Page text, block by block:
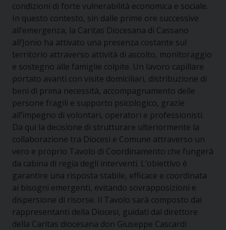
condizioni di forte vulnerabilità economica e sociale.
In questo contesto, sin dalle prime ore successive
all’emergenza, la Caritas Diocesana di Cassano
all’Jonio ha attivato una presenza costante sul
territorio attraverso attività di ascolto, monitoraggio
e sostegno alle famiglie colpite. Un lavoro capillare
portato avanti con visite domiciliari, distribuzione di
beni di prima necessità, accompagnamento delle
persone fragili e supporto psicologico, grazie
all’impegno di volontari, operatori e professionisti.
Da qui la decisione di strutturare ulteriormente la
collaborazione tra Diocesi e Comune attraverso un
vero e proprio Tavolo di Coordinamento che fungerà
da cabina di regia degli interventi. L’obiettivo è
garantire una risposta stabile, efficace e coordinata
ai bisogni emergenti, evitando sovrapposizioni e
dispersione di risorse. Il Tavolo sarà composto dai
rappresentanti della Diocesi, guidati dal direttore
della Caritas diocesana don Giuseppe Cascardi